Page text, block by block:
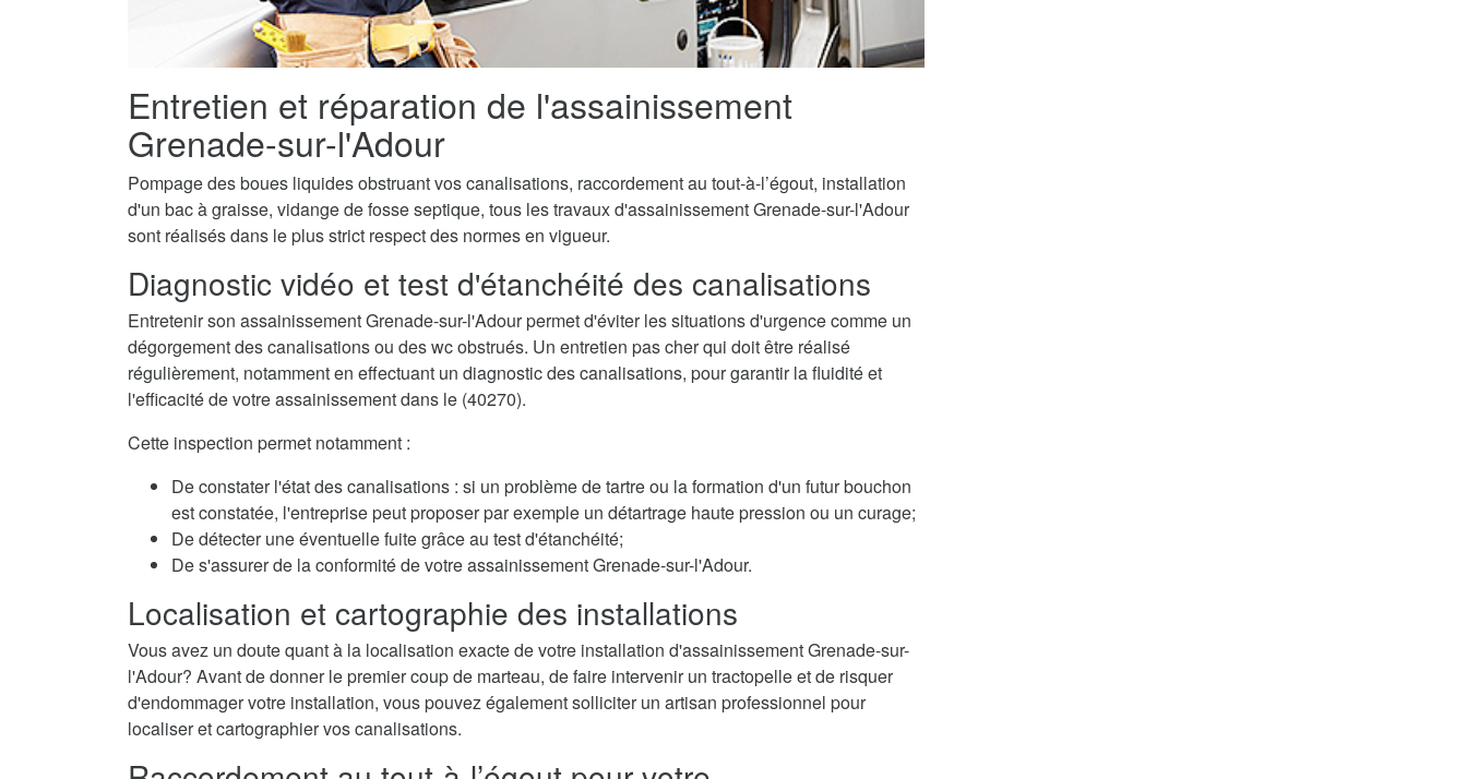
Entretien et réparation de l'assainissement
Grenade-sur-l'Adour
Pompage des boues liquides obstruant vos canalisations, raccordement au tout-à-l’égout, installation
d'un bac à graisse, vidange de fosse septique, tous les travaux d'assainissement Grenade-sur-l'Adour
sont réalisés dans le plus strict respect des normes en vigueur.
Diagnostic vidéo et test d'étanchéité des canalisations
Entretenir son assainissement Grenade-sur-l'Adour permet d'éviter les situations d'urgence comme un
dégorgement des canalisations ou des wc obstrués. Un entretien pas cher qui doit être réalisé
régulièrement, notamment en effectuant un diagnostic des canalisations, pour garantir la fluidité et
l'efficacité de votre assainissement dans le (40270).
Cette inspection permet notamment :
De constater l'état des canalisations : si un problème de tartre ou la formation d'un futur bouchon
est constatée, l'entreprise peut proposer par exemple un détartrage haute pression ou un curage;
De détecter une éventuelle fuite grâce au test d'étanchéité;
De s'assurer de la conformité de votre assainissement Grenade-sur-l'Adour.
Localisation et cartographie des installations
Vous avez un doute quant à la localisation exacte de votre installation d'assainissement Grenade-sur-
l'Adour? Avant de donner le premier coup de marteau, de faire intervenir un tractopelle et de risquer
d'endommager votre installation, vous pouvez également solliciter un artisan professionnel pour
localiser et cartographier vos canalisations.